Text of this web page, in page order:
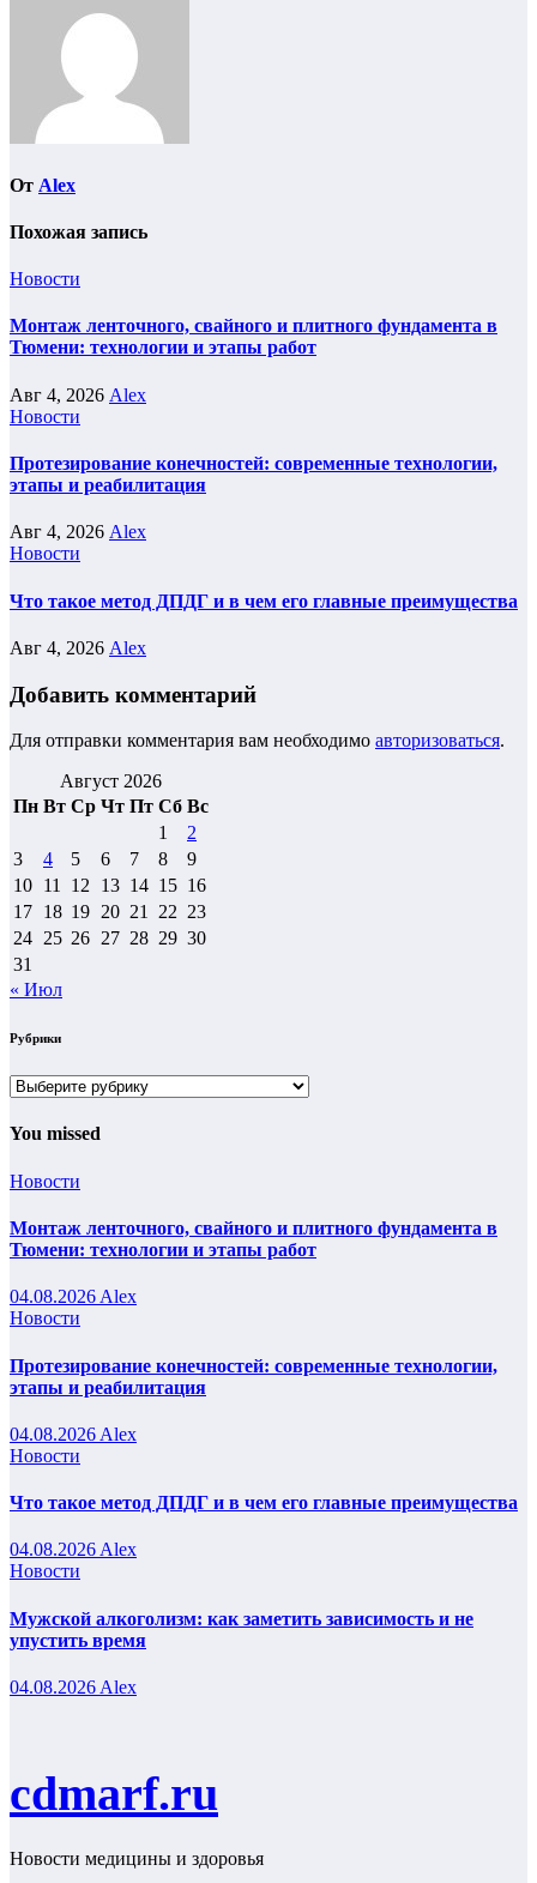
От Alex
Похожая запись
Новости
Монтаж ленточного, свайного и плитного фундамента в
Тюмени: технологии и этапы работ
Авг 4, 2026 Alex
Новости
Протезирование конечностей: современные технологии,
этапы и реабилитация
Авг 4, 2026 Alex
Новости
Что такое метод ДПДГ и в чем его главные преимущества
Авг 4, 2026 Alex
Добавить комментарий
Для отправки комментария вам необходимо авторизоваться.
Август 2026
Пн Вт Ср Чт Пт Сб Вс
1
2
3
4 5 6 7 8
9
10 11 12 13 14 15 16
17 18 19 20 21 22 23
24 25 26 27 28 29 30
31
« Июл
Рубрики
Рубрики
You missed
Новости
Монтаж ленточного, свайного и плитного фундамента в
Тюмени: технологии и этапы работ
04.08.2026 Alex
Новости
Протезирование конечностей: современные технологии,
этапы и реабилитация
04.08.2026 Alex
Новости
Что такое метод ДПДГ и в чем его главные преимущества
04.08.2026 Alex
Новости
Мужской алкоголизм: как заметить зависимость и не
упустить время
04.08.2026 Alex
cdmarf.ru
Новости медицины и здоровья